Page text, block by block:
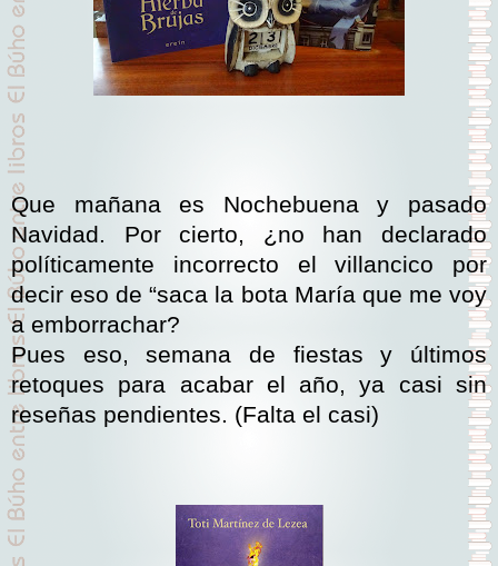
Que mañana es Nochebuena y pasado
Navidad. Por cierto, ¿no han declarado
políticamente incorrecto el villancico por
decir eso de “saca la bota María que me voy
a emborrachar?
Pues eso, semana de fiestas y últimos
retoques para acabar el año, ya casi sin
reseñas pendientes. (Falta el casi)